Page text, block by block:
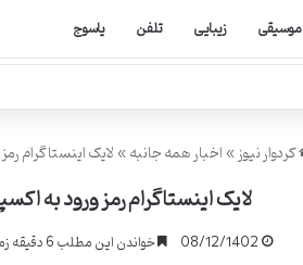
موسیقی زیبایی تلفن یاسوج
کردوار نیوز»اخبار همه جانبه»لایک اینستاگرام
لایک اینستاگرام رمز ورود به
08/12/1402 خواندن این مطلب 6 دقیقه زمان میبرد